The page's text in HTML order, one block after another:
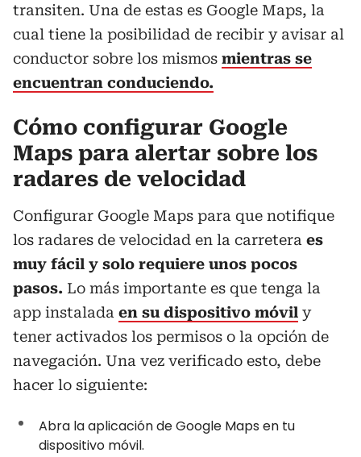
transiten. Una de estas es Google Maps, la
cual tiene la posibilidad de recibir y avisar al
conductor sobre los mismos mientras se
encuentran conduciendo.
Cómo configurar Google
Maps para alertar sobre los
radares de velocidad
Configurar Google Maps para que notifique
los radares de velocidad en la carretera es
muy fácil y solo requiere unos pocos
pasos. Lo más importante es que tenga la
app instalada en su dispositivo móvil y
tener activados los permisos o la opción de
navegación. Una vez verificado esto, debe
hacer lo siguiente:
Abra la aplicación de Google Maps en tu
dispositivo móvil.